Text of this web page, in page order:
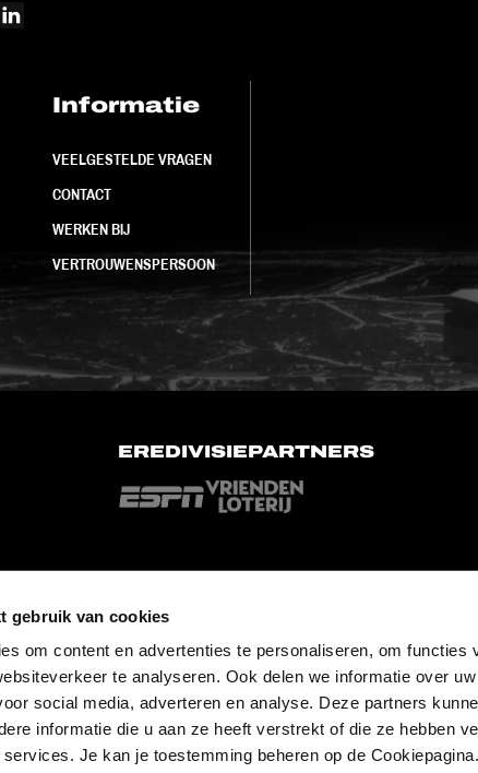
gebruik van cookies
om content en advertenties te personaliseren, om functies
te analyseren. Ook delen we informatie over
social media, adverteren en analyse. Deze partners
informatie die u aan ze heeft verstrekt of die ze hebben
Je kan je toestemming beheren op de Cookiepagina.
Informatie
VEELGESTELDE VRAGEN
CONTACT
WERKEN BIJ
VERTROUWENSPERSOON
EREDIVISIEPARTNERS